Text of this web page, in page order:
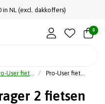
in NL (excl. dakkoffers)
0
Pro-User fietsendrager Pro-User fietsendrager 2 fietsen
2 fietsen